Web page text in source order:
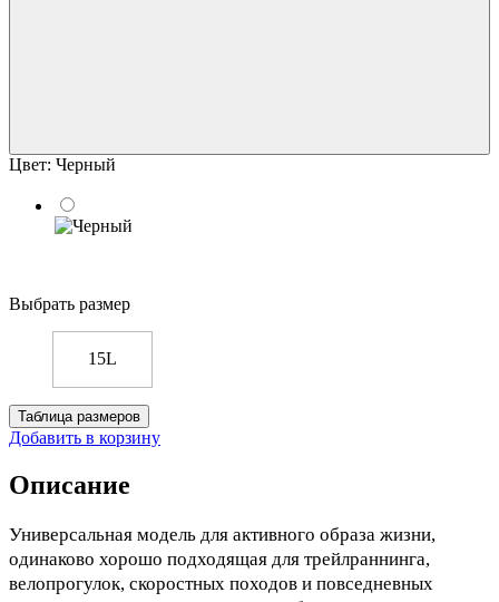
Цвет: Черный
Выбрать размер
15L
Таблица размеров
Добавить в корзину
Описание
Универсальная модель для активного образа жизни,
одинаково хорошо подходящая для трейлраннинга,
велопрогулок, скоростных походов и повседневных